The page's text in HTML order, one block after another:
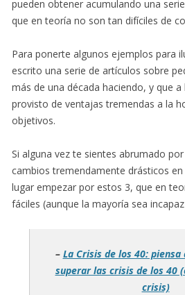
pueden obtener acumulando una
que en teoría no son tan difíciles de
Para ponerte algunos ejemplos para
escrito una serie de artículos sobre
más de una década haciendo, y que
provisto de ventajas tremendas a la
objetivos.
Si alguna vez te sientes abrumado
cambios tremendamente drásticos
lugar empezar por estos 3, que en
fáciles (aunque la mayoría sea
– La Crisis de los 40:
superar las crisis de los 40
crisis)